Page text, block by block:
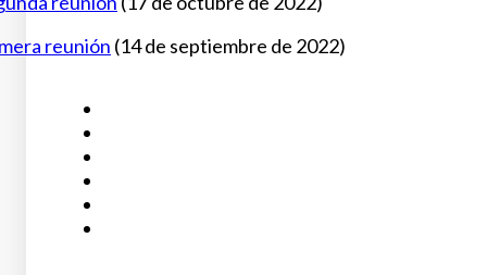
reunión (14 de septiembre de 2022)